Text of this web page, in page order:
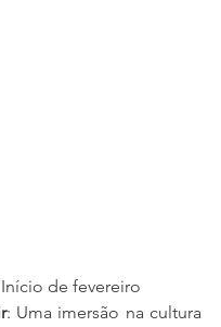
de fevereiro
: Uma imersão na cultura